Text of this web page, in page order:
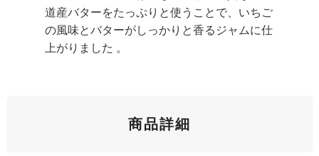
道産バターをたっぷりと使うことで、いちご
の風味とバターがしっかりと香るジャムに仕
上がりました 。
商品詳細